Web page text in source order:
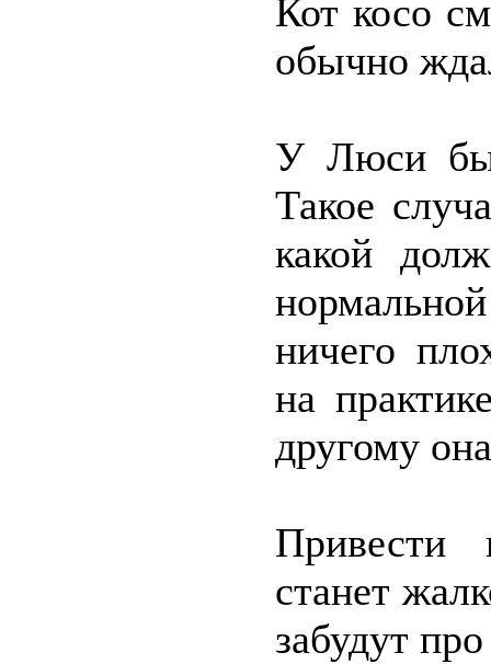
Кот косо
обычно
У Люси
Такое
какой
ничего
на
другому
Привести
станет
забудут